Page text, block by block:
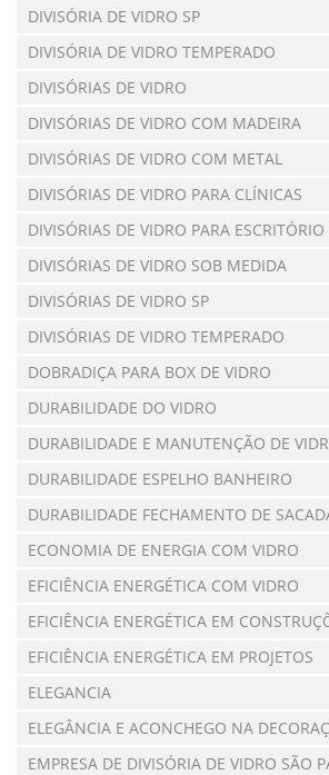
DIVISÓRIA DE VIDRO SP
DIVISÓRIA DE VIDRO TEMPERADO
DIVISÓRIAS DE VIDRO
DIVISÓRIAS DE VIDRO COM MADEIRA
DIVISÓRIAS DE VIDRO COM METAL
DIVISÓRIAS DE VIDRO PARA CLÍNICAS
DIVISÓRIAS DE VIDRO PARA ESCRITÓRIO
DIVISÓRIAS DE VIDRO SOB MEDIDA
DIVISÓRIAS DE VIDRO SP
DIVISÓRIAS DE VIDRO TEMPERADO
DOBRADIÇA PARA BOX DE VIDRO
DURABILIDADE DO VIDRO
DURABILIDADE E MANUTENÇÃO DE
DURABILIDADE ESPELHO BANHEIRO
DURABILIDADE FECHAMENTO DE
ECONOMIA DE ENERGIA COM VIDRO
EFICIÊNCIA ENERGÉTICA COM VIDRO
EFICIÊNCIA ENERGÉTICA EM
EFICIÊNCIA ENERGÉTICA EM PROJETOS
ELEGANCIA
ELEGÂNCIA E ACONCHEGO NA
EMPRESA DE DIVISÓRIA DE VIDRO SÃO